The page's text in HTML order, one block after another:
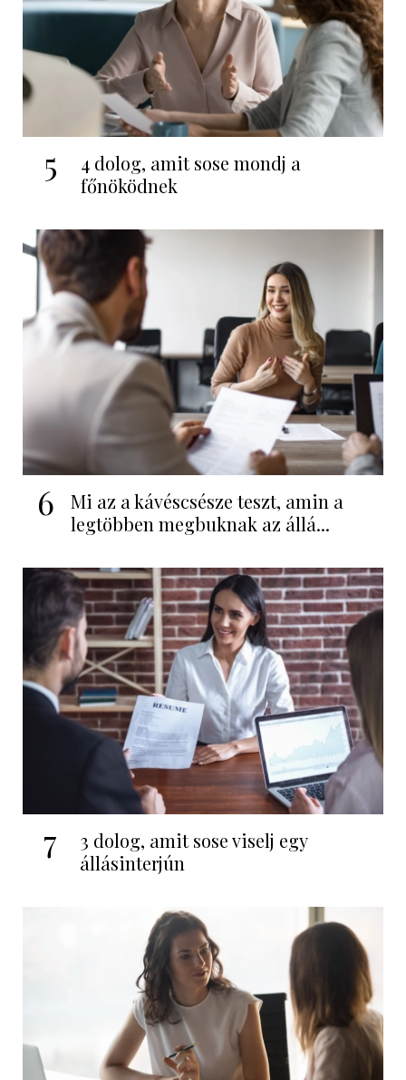
5
4 dolog, amit sose mondj a
főnöködnek
6
Mi az a kávéscsésze teszt, amin a
legtöbben megbuknak az állá...
7
3 dolog, amit sose viselj egy
állásinterjún